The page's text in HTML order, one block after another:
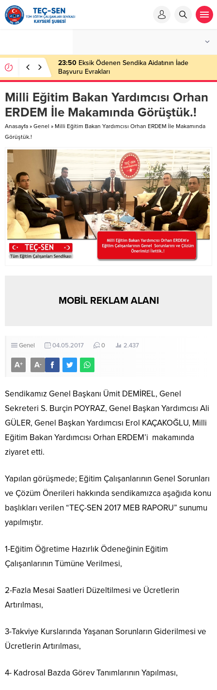
23:50 Eksik Ödenen Sendika Aidatının İade
Başvuru Evrakları
Milli Eğitim Bakan Yardımcısı Orhan
ERDEM İle Makamında Görüştük.!
Anasayfa » Genel » Milli Eğitim Bakan Yardımcısı Orhan ERDEM İle Makamında
Görüştük.!
MOBİL REKLAM ALANI
Genel 04.05.2017 0 2.437
A+ A-
Sendikamız Genel Başkanı Ümit DEMİREL, Genel
Sekreteri S. Burçin POYRAZ, Genel Başkan Yardımcısı Ali
GÜLER, Genel Başkan Yardımcısı Erol KAÇAKOĞLU, Milli
Eğitim Bakan Yardımcısı Orhan ERDEM’i makamında
ziyaret etti.
Yapılan görüşmede; Eğitim Çalışanlarının Genel Sorunları
ve Çözüm Önerileri hakkında sendikamızca aşağıda konu
başlıkları verilen “TEÇ-SEN 2017 MEB RAPORU” sunumu
yapılmıştır.
1-Eğitim Öğretime Hazırlık Ödeneğinin Eğitim
Çalışanlarının Tümüne Verilmesi,
2-Fazla Mesai Saatleri Düzeltilmesi ve Ücretlerin
Artırılması,
3-Takviye Kurslarında Yaşanan Sorunların Giderilmesi ve
Ücretlerin Artırılması,
4- Kadrosal Bazda Görev Tanımlarının Yapılması,